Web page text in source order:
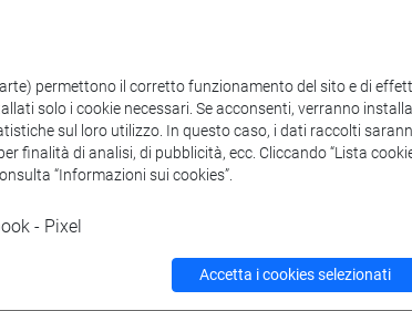
to International Contract Law, Giappichelli, Torino,
permettono il corretto funzionamento del sito e di
solo i cookie necessari. Se acconsenti, verranno
sul loro utilizzo. In questo caso, i dati raccolti
finalità di analisi, di pubblicità, ecc. Cliccando “Lista
“Informazioni sui cookies”.
- Pixel
Accetta i cookies selezionati